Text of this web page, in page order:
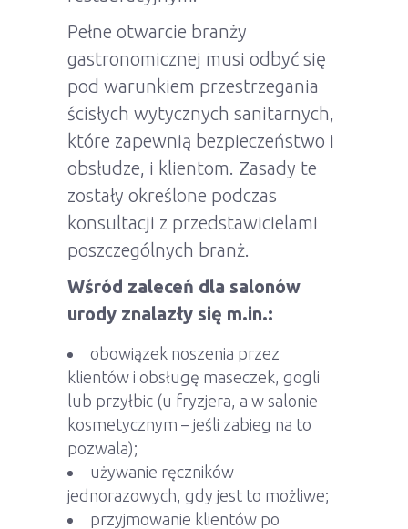
Pełne otwarcie branży
gastronomicznej musi odbyć się
pod warunkiem przestrzegania
ścisłych wytycznych sanitarnych,
które zapewnią bezpieczeństwo i
obsłudze, i klientom. Zasady te
zostały określone podczas
konsultacji z przedstawicielami
poszczególnych branż.
Wśród zaleceń dla salonów
urody znalazły się m.in.:
obowiązek noszenia przez
klientów i obsługę maseczek, gogli
lub przyłbic (u fryzjera, a w salonie
kosmetycznym – jeśli zabieg na to
pozwala);
używanie ręczników
jednorazowych, gdy jest to możliwe;
przyjmowanie klientów po